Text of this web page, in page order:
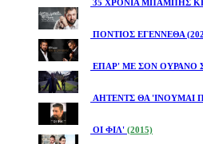
35 ΧΡΟΝΙΑ ΜΠΑΜΠΗΣ
ΠΟΝΤΙΟΣ ΕΓΕΝΝΕΘΑ
ΕΠΑΡ' ΜΕ ΣΟΝ ΟΥΡΑΝΟ
ΑΗΤΕΝΤΣ ΘΑ 'ΙΝΟΥΜΑΙ
ΟΙ ΦΙΛ' (2015)